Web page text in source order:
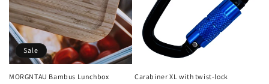
Sale
MORGNTAU Bambus Lunchbox Carabiner XL with twist-lock